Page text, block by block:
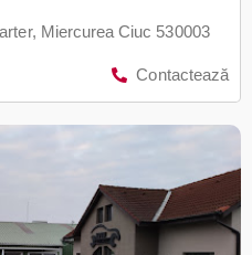
Miercurea Ciuc 530003
Contactează